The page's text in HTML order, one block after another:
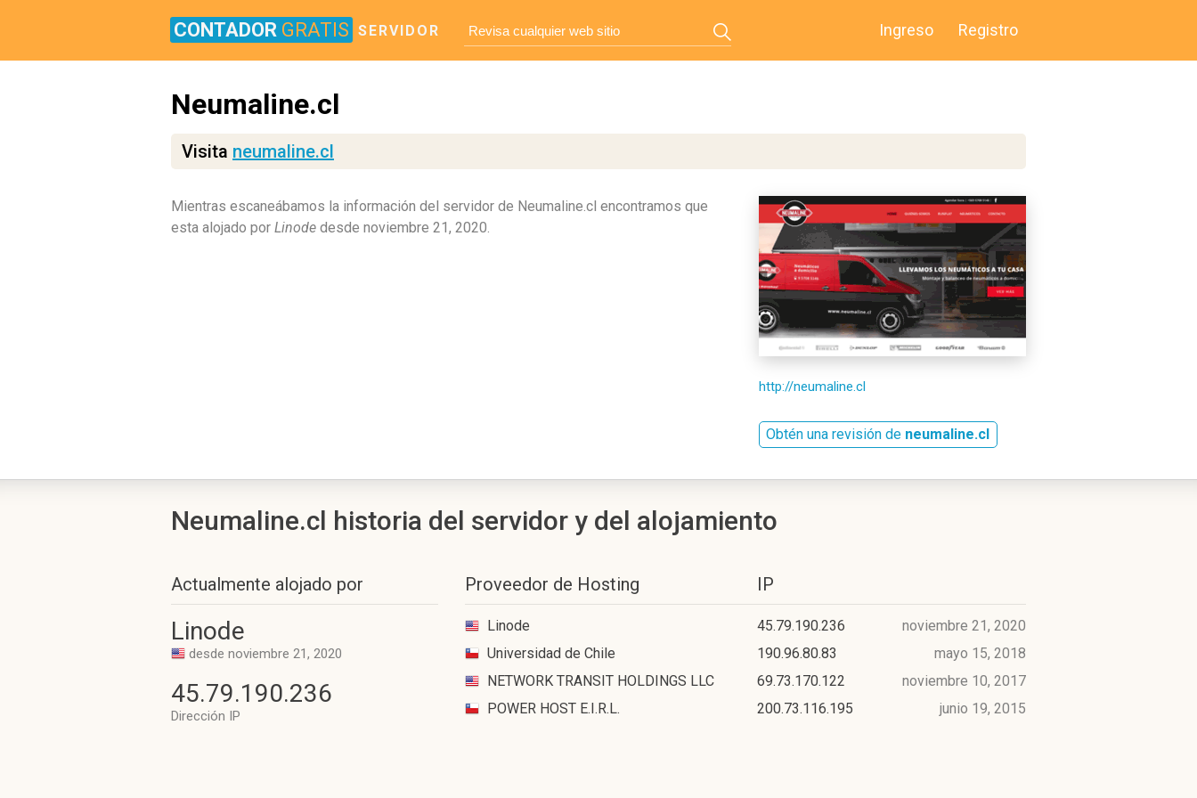
CONTADOR GRATIS SERVIDOR Ingreso Registro
Neumaline.cl
Visita neumaline.cl
Mientras escaneábamos la información del servidor de Neumaline.cl encontramos que
esta alojado por Linode desde noviembre 21, 2020.
http://neumaline.cl
Obtén una revisión de neumaline.cl
Neumaline.cl historia del servidor y del alojamiento
Actualmente alojado por
Linode
desde noviembre 21, 2020
45.79.190.236
Dirección IP
Proveedor de Hosting IP
Linode 45.79.190.236
noviembre 21, 2020
Universidad de Chile
190.96.80.83
mayo 15, 2018
NETWORK TRANSIT HOLDINGS LLC
69.73.170.122
noviembre 10, 2017
POWER HOST E.I.R.L.
200.73.116.195 junio 19, 2015